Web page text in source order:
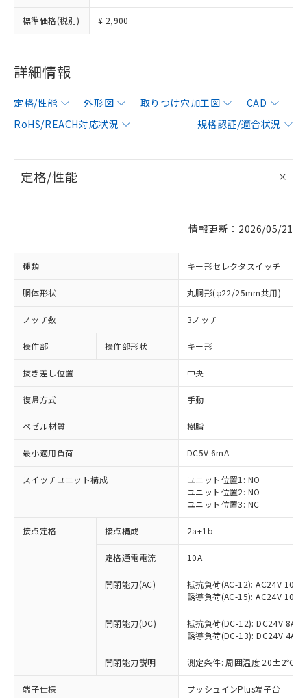
標準価格(税別) ¥ 2,900
詳細情報
定格/性能 外形図 取りつけ穴加工図
CAD
RoHS/REACH対応状況
規格認証/適合状況
定格/性能
情報更新：2026/05/21
種類 キー形セレクタスイッチ
胴体形状 丸胴形(φ22/25mm共用)
ノッチ数 3ノッチ
操作部 操作部形状 キー形
抜き差し位置 中央
復帰方式 手動
ベゼル材質 樹脂
最小適用負荷 DC5V 6mA
スイッチユニット構成
ユニット位置1: NO
ユニット位置2: NO
ユニット位置3: NC
接点定格 接点構成 2a+1b
定格通電電流 10A
開閉能力(AC)
抵抗負荷(AC-12): AC24V 10A/
誘導負荷(AC-15): AC24V
開閉能力(DC)
抵抗負荷(DC-12): DC24V 8A/
誘導負荷(DC-13): DC24V 4A/
開閉能力説明 測定条件: 周囲温度 20±2℃、
端子仕様 プッシュインPlus端子台
ご利用条件
対応済み：EU RoHS指令（10物質）の
非含有に対応した製品が提供可能な商品で
対応予定：EU RoHS指令（10物質）の非含
有に対応した製品に切り替える予定のある
対応予定なし：EU RoHS指令（10物質）の